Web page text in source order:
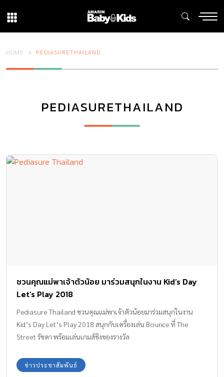
HOME PEDIASURETHAILAND
PEDIASURETHAILAND
ชวนคุณแม่พาเจ้าตัวน้อย มาร่วมสนุกในงาน Kid’s Day
Let’s Play 2018
Pediasure Thailand ชวนคุณแม่พาเจ้าตัวน้อยมาร่วมสนุกในงาน
Kid’s Day Let’s Play 2018 สนุกกับเครื่องเล่น Bounce ที่ The
Street รัชดา พร้อมเล่นเกมส์ชิงของรางวัล
ข่าวประชาสัมพันธ์